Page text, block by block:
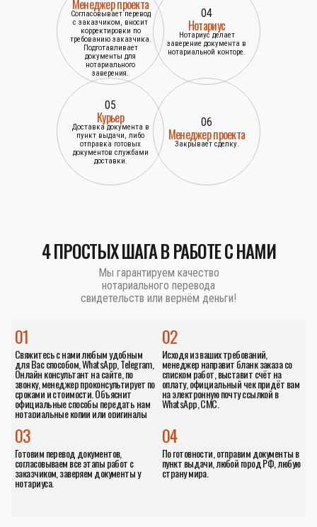
Менеджер проекта
Согласовывает перевод
с заказчиком, вносит
корректировки по
требованию заказчика.
Подготавливает
документы для
нотариального
заверения.
04
Нотариус
Нотариус делает
заверение документа в
нотариальной конторе.
05
Курьер
Доставка документа в
пункт выдачи, либо
отправка готовых
документов службами
доставки.
06
Менеджер проекта
Закрывает сделку.
4 ПРОСТЫХ ШАГА В РАБОТЕ С НАМИ
Мы гарантируем качество
нотариального перевода
свидетельств или вернём деньги!
01
Свяжитесь с нами любым удобным
для Вас способом, WhatsApp, Telegram,
Онлайн консультант на сайте, по
звонку, менеджер проконсультирует по
сроками и стоимости. Объяснит
официальные способы передать нам
нотариальные копии или оригиналы
02
Исходя из ваших требований,
менеджер направит бланк заказа со
списком работ, выставит счёт на
оплату, официальный чек придёт вам
на электронную почту ссылкой в
WhatsApp, СМС.
04
По готовности, отправим документы в
пункт выдачи, любой город РФ, любую
страну мира.
03
Готовим перевод документов,
согласовываем все этапы работ с
заказчиком, заверяем документы у
нотариуса.